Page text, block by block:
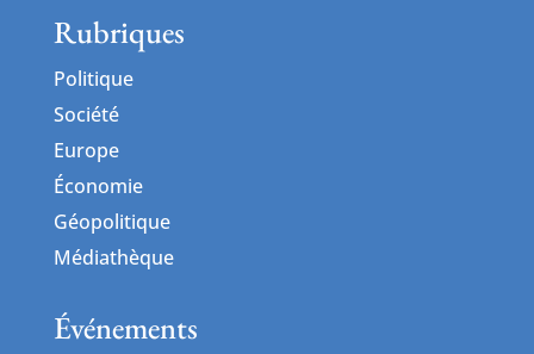
Rubriques
Politique
Société
Europe
Économie
Géopolitique
Médiathèque
Événements